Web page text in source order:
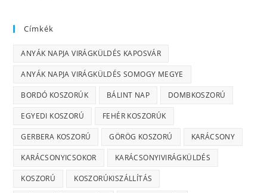
Címkék
ANYÁK NAPJA VIRÁGKÜLDÉS KAPOSVÁR
ANYÁK NAPJA VIRÁGKÜLDÉS SOMOGY MEGYE
BORDÓ KOSZORÚK BÁLINT NAP DOMBKOSZORÚ
EGYEDI KOSZORÚ FEHÉR KOSZORÚK
GERBERA KOSZORÚ GÖRÖG KOSZORÚ KARÁCSONY
KARÁCSONYICSOKOR KARÁCSONYIVIRÁGKÜLDÉS
KOSZORÚ KOSZORÚKISZÁLLÍTÁS